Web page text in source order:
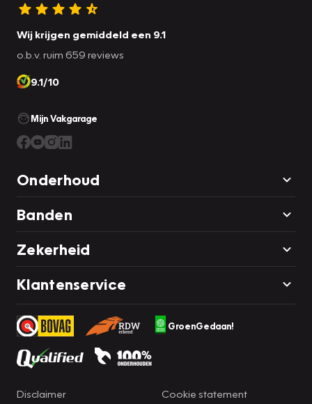
Wij krijgen gemiddeld een 9.1
o.b.v. ruim 659 reviews
9.1/10
Mijn Vakgarage
Onderhoud
Banden
Zekerheid
Klantenservice
GroenGedaan!
Disclaimer Cookie statement